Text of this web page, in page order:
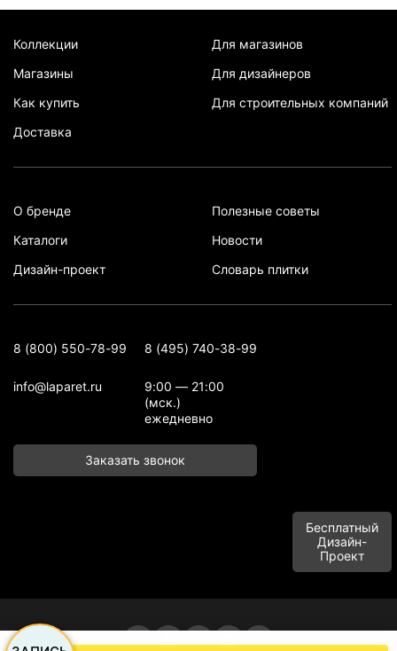
Коллекции
Магазины
Как купить
Доставка
Для магазинов
Для дизайнеров
Для строительных компаний
О бренде
Каталоги
Дизайн-проект
Полезные советы
Новости
Словарь плитки
8 (800) 550-78-99 8 (495) 740-38-99
info@laparet.ru
9:00 — 21:00
(мск.)
ежедневно
Заказать звонок
Бесплатный
Дизайн-
Проект